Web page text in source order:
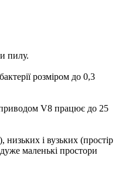
пилу.
розміром до 0,3
V8 працює до 25
і вузьких (простір
маленькі простори